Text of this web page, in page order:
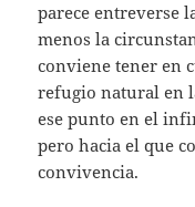
parece entreverse
menos la
conviene tener en
refugio natural en
ese punto en el
pero hacia el que
convivencia.